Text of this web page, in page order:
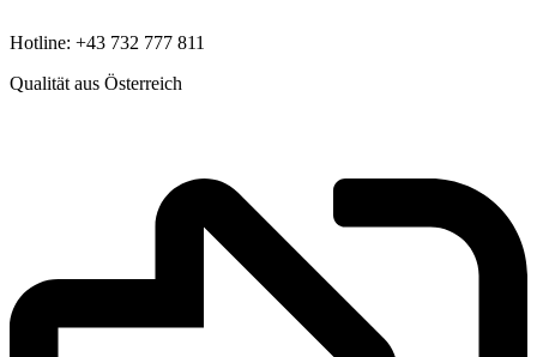
Hotline: +43 732 777 811
Qualität aus Österreich